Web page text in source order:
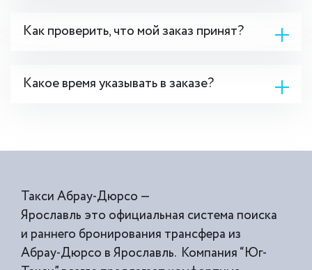
Как проверить, что мой заказ принят?
Какое время указывать в заказе?
Такси Абрау-Дюрсо —
Ярославль это официальная система поиска
и раннего бронирования трансфера из
Абрау-Дюрсо в Ярославль. Компания “Юг-